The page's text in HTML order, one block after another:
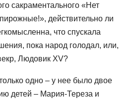
сакраментального «Нет
действительно ли
что спускала
пока народ голодал, или,
Людовик XV?
одно – у нее было двое
детей – Мария-Тереза и